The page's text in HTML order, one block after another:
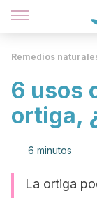
Remedios
6 usos
ortiga,
6 minutos
La ortiga